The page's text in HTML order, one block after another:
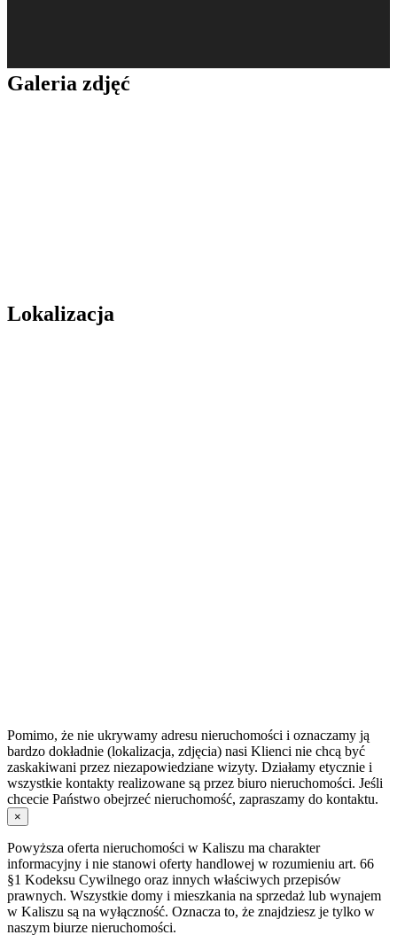
Galeria zdjęć
Lokalizacja
Pomimo, że nie ukrywamy adresu nieruchomości i oznaczamy ją
bardzo dokładnie (lokalizacja, zdjęcia) nasi Klienci nie chcą być
zaskakiwani przez niezapowiedziane wizyty. Działamy etycznie i
wszystkie kontakty realizowane są przez biuro nieruchomości. Jeśli
chcecie Państwo obejrzeć nieruchomość, zapraszamy do kontaktu.
×
Powyższa oferta nieruchomości w Kaliszu ma charakter
informacyjny i nie stanowi oferty handlowej w rozumieniu art. 66
§1 Kodeksu Cywilnego oraz innych właściwych przepisów
prawnych. Wszystkie domy i mieszkania na sprzedaż lub wynajem
w Kaliszu są na wyłączność. Oznacza to, że znajdziesz je tylko w
naszym biurze nieruchomości.